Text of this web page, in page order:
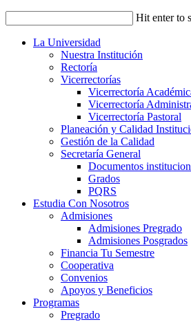
Hit enter to
La Universidad
Nuestra Institución
Rectoría
Vicerrectorías
Vicerrectoría
Vicerrectoría
Vicerrectoría Pastoral
Planeación y Calidad
Gestión de la Calidad
Secretaría General
Documentos
Grados
PQRS
Estudia Con Nosotros
Admisiones
Admisiones Pregrado
Admisiones Posgrados
Financia Tu Semestre
Cooperativa
Convenios
Apoyos y Beneficios
Programas
Pregrado